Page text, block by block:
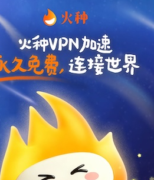
反对
反对[0]